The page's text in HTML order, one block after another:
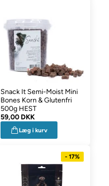
Snack It Semi-Moist Mini
Bones Korn & Glutenfri
500g HEST
59,00 DKK
Læg i kurv
- 17%